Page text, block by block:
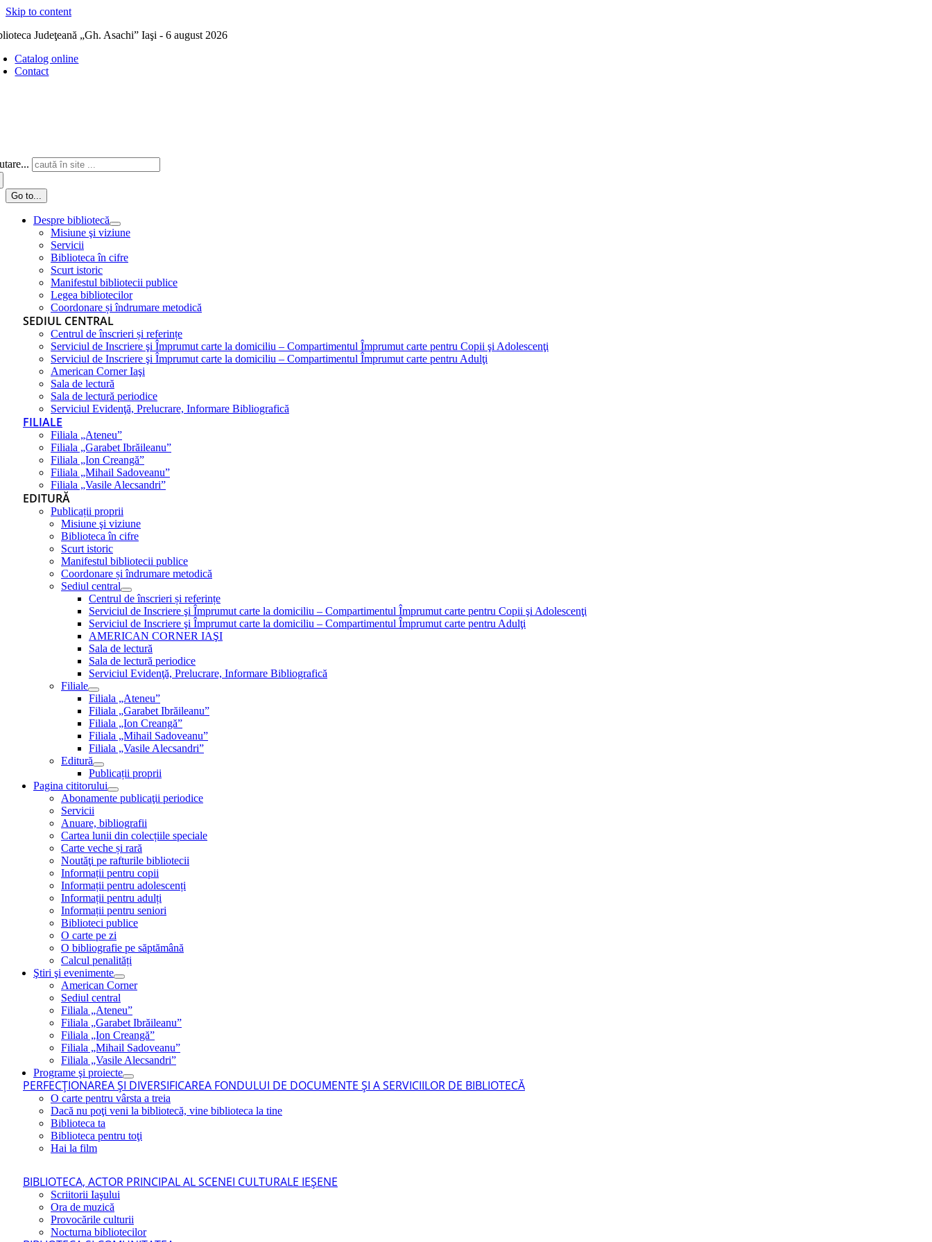
Skip to content
Judeţeană „Gh. Asachi” Iaşi - 6 august 2026
Catalog online
Contact
Go to...
Despre bibliotecă
Misiune şi viziune
Servicii
Biblioteca în cifre
Scurt istoric
Manifestul bibliotecii publice
Legea bibliotecilor
Coordonare și îndrumare metodică
SEDIUL CENTRAL
Centrul de înscrieri și referințe
Serviciul de Inscriere şi Împrumut carte la domiciliu – Compartimentul Împrumut carte pentru Copii şi Adolescenţi
Serviciul de Inscriere şi Împrumut carte la domiciliu – Compartimentul Împrumut carte pentru Adulţi
American Corner Iaşi
Sala de lectură
Sala de lectură periodice
Serviciul Evidenţă, Prelucrare, Informare Bibliografică
FILIALE
Filiala „Ateneu”
Filiala „Garabet Ibrăileanu”
Filiala „Ion Creangă”
Filiala „Mihail Sadoveanu”
Filiala „Vasile Alecsandri”
EDITURĂ
Publicații proprii
Misiune şi viziune
Biblioteca în cifre
Scurt istoric
Manifestul bibliotecii publice
Coordonare și îndrumare metodică
Sediul central
Centrul de înscrieri și referințe
Serviciul de Inscriere şi Împrumut carte la domiciliu – Compartimentul Împrumut carte pentru Copii şi Adolescenţi
Serviciul de Inscriere şi Împrumut carte la domiciliu – Compartimentul Împrumut carte pentru Adulţi
AMERICAN CORNER IAŞI
Sala de lectură
Sala de lectură periodice
Serviciul Evidenţă, Prelucrare, Informare Bibliografică
Filiale
Filiala „Ateneu”
Filiala „Garabet Ibrăileanu”
Filiala „Ion Creangă”
Filiala „Mihail Sadoveanu”
Filiala „Vasile Alecsandri”
Editură
Publicații proprii
Pagina cititorului
Abonamente publicaţii periodice
Servicii
Anuare, bibliografii
Cartea lunii din colecțiile speciale
Carte veche și rară
Noutăţi pe rafturile bibliotecii
Informații pentru copii
Informații pentru adolescenți
Informații pentru adulți
Informații pentru seniori
Biblioteci publice
O carte pe zi
O bibliografie pe săptămână
Calcul penalități
Ştiri şi evenimente
American Corner
Sediul central
Filiala „Ateneu”
Filiala „Garabet Ibrăileanu”
Filiala „Ion Creangă”
Filiala „Mihail Sadoveanu”
Filiala „Vasile Alecsandri”
Programe şi proiecte
PERFECŢIONAREA ŞI DIVERSIFICAREA FONDULUI DE DOCUMENTE ŞI A SERVICIILOR DE BIBLIOTECĂ
O carte pentru vârsta a treia
Dacă nu poţi veni la bibliotecă, vine biblioteca la tine
Biblioteca ta
Biblioteca pentru toţi
Hai la film
BIBLIOTECA, ACTOR PRINCIPAL AL SCENEI CULTURALE IEŞENE
Scriitorii Iaşului
Ora de muzică
Provocările culturii
Nocturna bibliotecilor